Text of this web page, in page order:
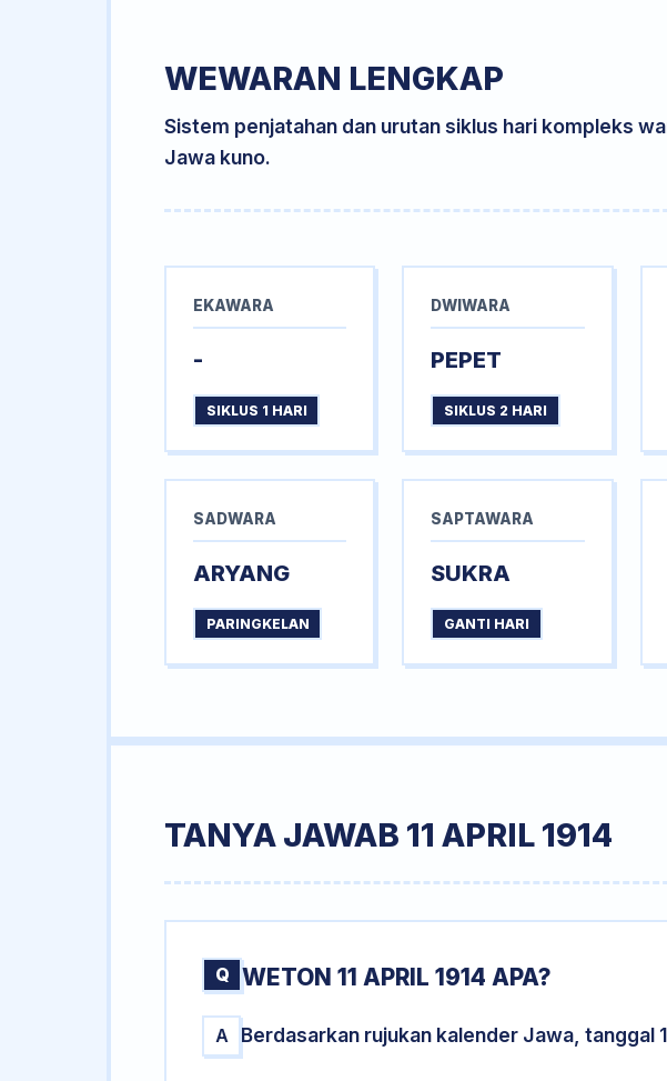
WEWARAN LENGKAP
Sistem penjatahan dan urutan siklus hari kompleks
Jawa kuno.
EKAWARA
-
SIKLUS 1 HARI
DWIWARA
PEPET
SIKLUS 2 HARI
SADWARA
ARYANG
PARINGKELAN
SAPTAWARA
SUKRA
GANTI HARI
TANYA JAWAB 11 APRIL 1914
Q WETON 11 APRIL 1914 APA?
A Berdasarkan rujukan kalender Jawa, tanggal